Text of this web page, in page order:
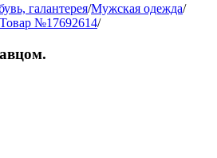
галантерея/Мужская одежда/
Товар №17692614/